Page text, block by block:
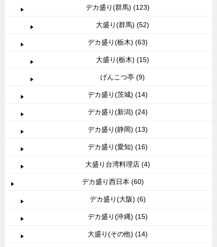
デカ盛り(群馬) (123)
大盛り(群馬) (52)
デカ盛り(栃木) (63)
大盛り(栃木) (15)
げんこつ亭 (9)
デカ盛り(茨城) (14)
デカ盛り(新潟) (24)
デカ盛り(静岡) (13)
デカ盛り(愛知) (16)
大盛り台湾料理店 (4)
デカ盛り西日本 (60)
デカ盛り(大阪) (6)
デカ盛り(沖縄) (15)
大盛り(その他) (14)